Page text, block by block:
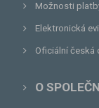
Možnosti
Elektronická
Oficiální česká
O